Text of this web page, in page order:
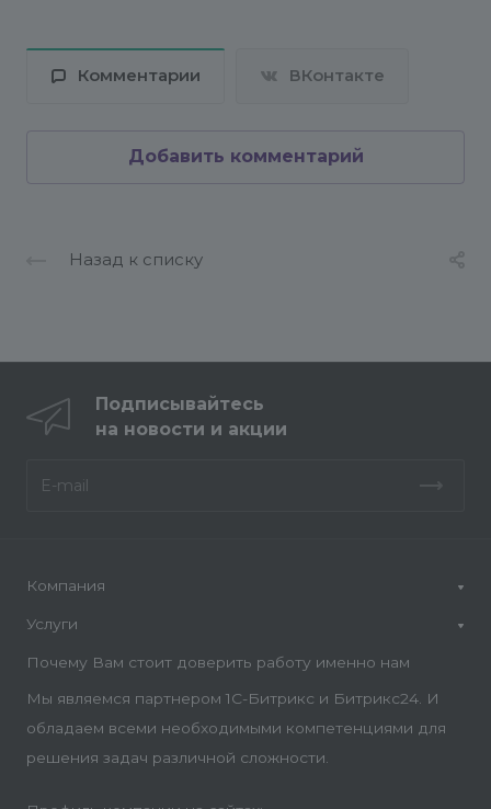
Комментарии ВКонтакте
Добавить комментарий
Назад к списку
Подписывайтесь
на новости и акции
Компания
Услуги
Почему Вам стоит доверить работу именно нам
Мы являемся партнером 1С-Битрикс и Битрикс24. И
обладаем всеми необходимыми компетенциями для
решения задач различной сложности.